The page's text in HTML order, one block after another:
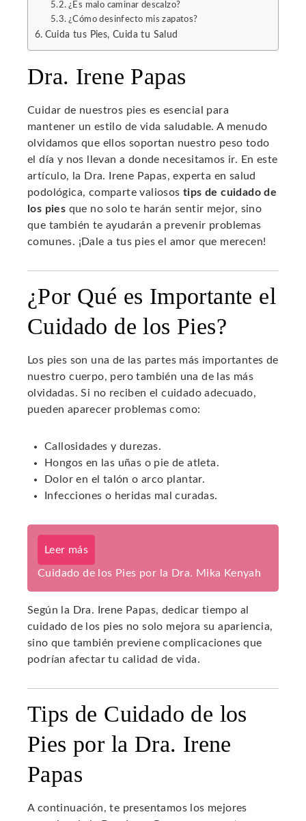
¿Es malo caminar descalzo?
¿Cómo desinfecto mis zapatos?
Cuida tus Pies, Cuida tu Salud
Dra. Irene Papas
Cuidar de nuestros pies es esencial para
mantener un estilo de vida saludable. A menudo
olvidamos que ellos soportan nuestro peso todo
el día y nos llevan a donde necesitamos ir. En este
artículo, la Dra. Irene Papas, experta en salud
podológica, comparte valiosos tips de cuidado de
los pies que no solo te harán sentir mejor, sino
que también te ayudarán a prevenir problemas
comunes. ¡Dale a tus pies el amor que merecen!
¿Por Qué es Importante el
Cuidado de los Pies?
Los pies son una de las partes más importantes de
nuestro cuerpo, pero también una de las más
olvidadas. Si no reciben el cuidado adecuado,
pueden aparecer problemas como:
Callosidades y durezas.
Hongos en las uñas o pie de atleta.
Dolor en el talón o arco plantar.
Infecciones o heridas mal curadas.
Leer más
Cuidado de los Pies por la Dra. Mika Kenyah
Según la Dra. Irene Papas, dedicar tiempo al
cuidado de los pies no solo mejora su apariencia,
sino que también previene complicaciones que
podrían afectar tu calidad de vida.
Tips de Cuidado de los
Pies por la Dra. Irene
Papas
A continuación, te presentamos los mejores